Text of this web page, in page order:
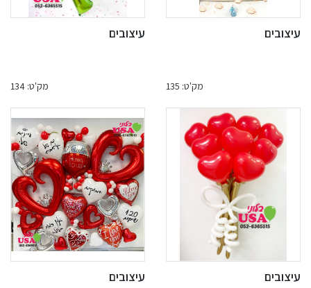
עיצובים
מק'ט: 135
עיצובים
מק'ט: 134
עיצובים עיצובים